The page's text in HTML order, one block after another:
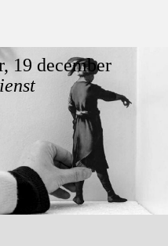
19 december